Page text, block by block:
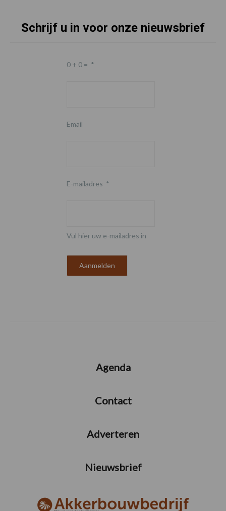
Schrijf u in voor onze nieuwsbrief
0 + 0 = *
Email
E-mailadres *
Vul hier uw e-mailadres in
Agenda
Contact
Adverteren
Nieuwsbrief